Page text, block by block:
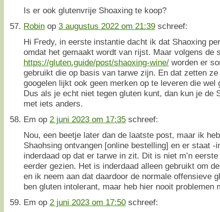
Is er ook glutenvrije Shoaxing te koop?
Robin op 3 augustus 2022 om 21:39 schreef:
Hi Fredy, in eerste instantie dacht ik dat Shaoxing
omdat het gemaakt wordt van rijst. Maar volgens de
https://gluten.guide/post/shaoxing-wine/ worden er
gebruikt die op basis van tarwe zijn. En dat zetten
googelen lijkt ook geen merken op te leveren die wel
Dus als je echt niet tegen gluten kunt, dan kun je de
met iets anders.
Em op 2 juni 2023 om 17:35 schreef:
Nou, een beetje later dan de laatste post, maar ik
Shaohsing ontvangen [online bestelling] en er staat -
inderdaad op dat er tarwe in zit. Dit is niet m’n
eerder gezien. Het is inderdaad alleen gebruikt om
en ik neem aan dat daardoor de normale offensieve
ben gluten intolerant, maar heb hier nooit problemen
Em op 2 juni 2023 om 17:50 schreef: